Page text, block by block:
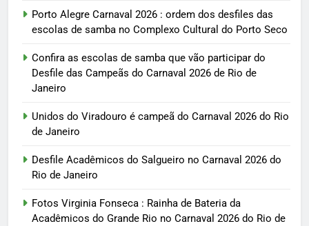
Porto Alegre Carnaval 2026 : ordem dos desfiles das
escolas de samba no Complexo Cultural do Porto Seco
Confira as escolas de samba que vão participar do
Desfile das Campeãs do Carnaval 2026 de Rio de
Janeiro
Unidos do Viradouro é campeã do Carnaval 2026 do Rio
de Janeiro
Desfile Acadêmicos do Salgueiro no Carnaval 2026 do
Rio de Janeiro
Fotos Virginia Fonseca : Rainha de Bateria da
Acadêmicos do Grande Rio no Carnaval 2026 do Rio de